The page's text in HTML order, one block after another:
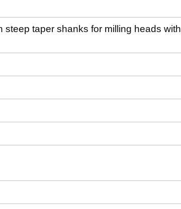
steep taper shanks for milling heads with